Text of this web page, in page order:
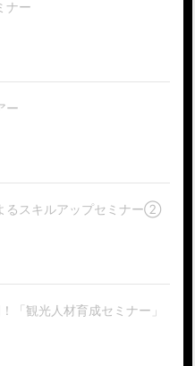
ナー
ー
るスキルアップセミナー②
「観光人材育成セミナー」